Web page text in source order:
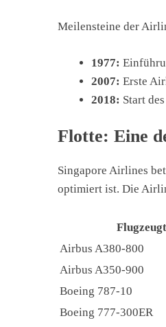
Meilensteine der
1977:
2007: Erste
2018: Start
Flotte: Eine
Singapore Airlines
optimiert ist. Die
Airbus A380-800
Airbus A350-900
Boeing 787-10
Boeing 777-300ER